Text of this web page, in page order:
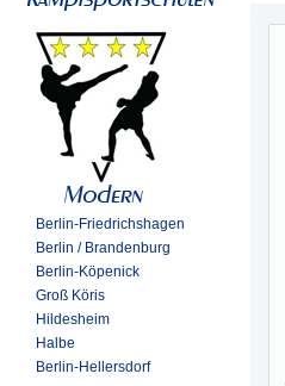
Berlin-Friedrichshagen
Berlin / Brandenburg
Berlin-Köpenick
Groß Köris
Hildesheim
Halbe
Berlin-Hellersdorf